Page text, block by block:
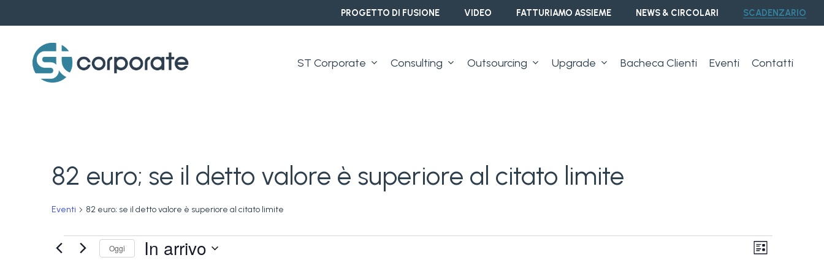
to
content
PROGETTO DI FUSIONE VIDEO FATTURIAMO ASSIEME NEWS & CIRCOLARI SCADENZARIO
ST Corporate Consulting Outsourcing Upgrade Bacheca Clienti Eventi Contatti
82 euro; se il detto valore è superiore al citato limite
Eventi 82 euro; se il detto valore è superiore al citato limite
Eventi Lista
Oggi In arrivo